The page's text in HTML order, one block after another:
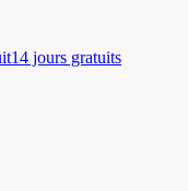
14 jours gratuits